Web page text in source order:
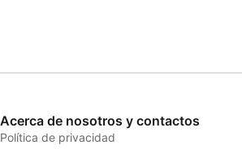
Acerca de nosotros y contactos
Política de privacidad